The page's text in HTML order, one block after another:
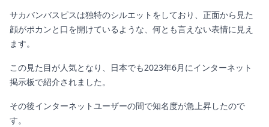
サカバンバスピスは独特のシルエットをしており、正面から見た
顔がポカンと口を開けているような、何とも言えない表情に見え
ます。
この見た目が人気となり、日本でも2023年6月にインターネット
掲示板で紹介されました。
その後インターネットユーザーの間で知名度が急上昇したので
す。